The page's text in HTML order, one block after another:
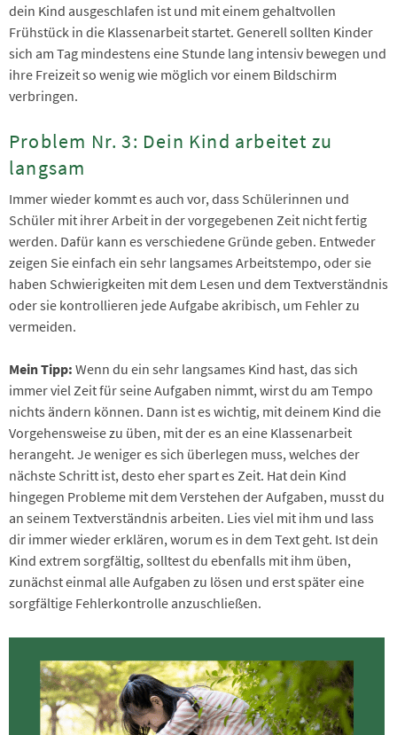
dein Kind ausgeschlafen ist und mit einem gehaltvollen
Frühstück in die Klassenarbeit startet. Generell sollten Kinder
sich am Tag mindestens eine Stunde lang intensiv bewegen und
ihre Freizeit so wenig wie möglich vor einem Bildschirm
verbringen.
Problem Nr. 3: Dein Kind arbeitet zu
langsam
Immer wieder kommt es auch vor, dass Schülerinnen und
Schüler mit ihrer Arbeit in der vorgegebenen Zeit nicht fertig
werden. Dafür kann es verschiedene Gründe geben. Entweder
zeigen Sie einfach ein sehr langsames Arbeitstempo, oder sie
haben Schwierigkeiten mit dem Lesen und dem Textverständnis
oder sie kontrollieren jede Aufgabe akribisch, um Fehler zu
vermeiden.
Mein Tipp: Wenn du ein sehr langsames Kind hast, das sich
immer viel Zeit für seine Aufgaben nimmt, wirst du am Tempo
nichts ändern können. Dann ist es wichtig, mit deinem Kind die
Vorgehensweise zu üben, mit der es an eine Klassenarbeit
herangeht. Je weniger es sich überlegen muss, welches der
nächste Schritt ist, desto eher spart es Zeit. Hat dein Kind
hingegen Probleme mit dem Verstehen der Aufgaben, musst du
an seinem Textverständnis arbeiten. Lies viel mit ihm und lass
dir immer wieder erklären, worum es in dem Text geht. Ist dein
Kind extrem sorgfältig, solltest du ebenfalls mit ihm üben,
zunächst einmal alle Aufgaben zu lösen und erst später eine
sorgfältige Fehlerkontrolle anzuschließen.